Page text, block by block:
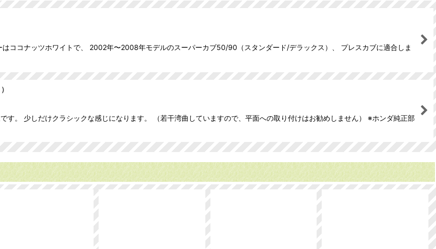
ココナッツホワイトで、 2002年〜2008年モデルのスーパーカブ50/90（スタンダード/デラックス）、 プレスカブに適合しま
す。 少しだけクラシックな感じになります。 （若干湾曲していますので、平面への取り付けはお勧めしません） ※ホンダ純正部